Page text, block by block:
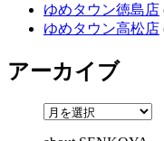
ゆめタウン徳島店
ゆめタウン高松店
アーカイブ